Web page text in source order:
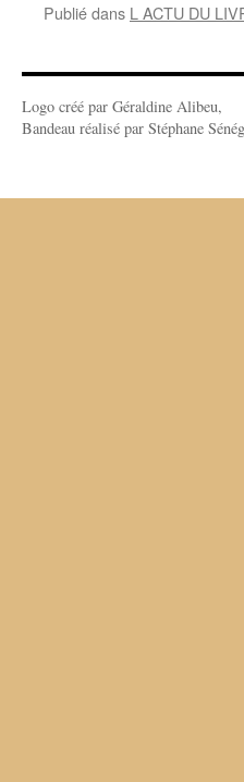
Publié dans L ACTU DU
Logo créé par Géraldine Alibeu,
Bandeau réalisé par Stéphane